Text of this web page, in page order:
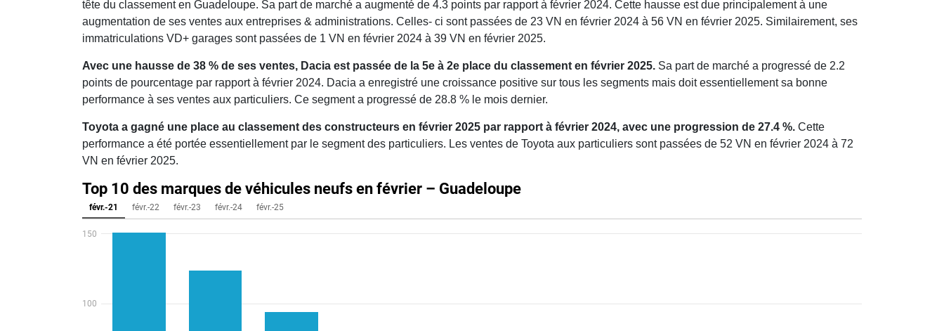
tête du classement en Guadeloupe. Sa part de marché a augmenté de 4.3 points par rapport à février 2024. Cette hausse est due principalement à une
augmentation de ses ventes aux entreprises & administrations. Celles- ci sont passées de 23 VN en février 2024 à 56 VN en février 2025. Similairement, ses
immatriculations VD+ garages sont passées de 1 VN en février 2024 à 39 VN en février 2025.
Avec une hausse de 38 % de ses ventes, Dacia est passée de la 5e à 2e place du classement en février 2025. Sa part de marché a progressé de 2.2
points de pourcentage par rapport à février 2024. Dacia a enregistré une croissance positive sur tous les segments mais doit essentiellement sa bonne
performance à ses ventes aux particuliers. Ce segment a progressé de 28.8 % le mois dernier.
Toyota a gagné une place au classement des constructeurs en février 2025 par rapport à février 2024, avec une progression de 27.4 %. Cette
performance a été portée essentiellement par le segment des particuliers. Les ventes de Toyota aux particuliers sont passées de 52 VN en février 2024 à 72
VN en février 2025.